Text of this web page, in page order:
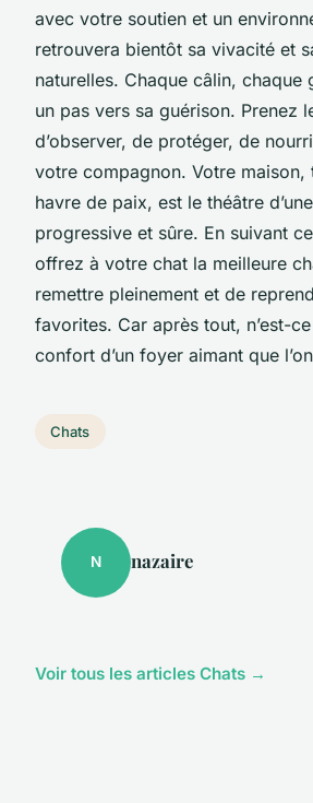
avec votre soutien et un
retrouvera bientôt sa vivacité et
naturelles. Chaque câlin, chaque
un pas vers sa guérison. Prenez
d’observer, de protéger, de
votre compagnon. Votre maison,
havre de paix, est le théâtre d’une
progressive et sûre. En suivant
offrez à votre chat la meilleure
remettre pleinement et de
favorites. Car après tout, n’est-
confort d’un foyer aimant que
Chats
N nazaire
Voir tous les articles Chats →